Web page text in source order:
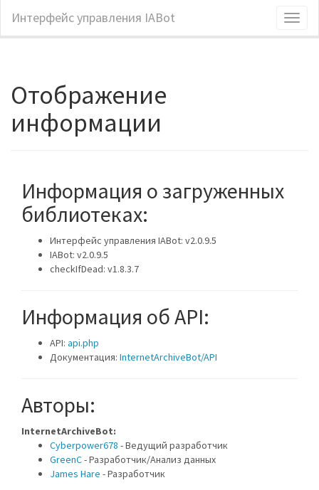
Интерфейс управления IABot
Отображение
информации
Информация о загруженных
библиотеках:
Интерфейс управления IABot: v2.0.9.5
IABot: v2.0.9.5
checkIfDead: v1.8.3.7
Информация об API:
API: api.php
Документация: InternetArchiveBot/API
Авторы:
InternetArchiveBot:
Cyberpower678 - Ведущий разработчик
GreenC- Разработчик/Анализ данных
James Hare - Разработчик